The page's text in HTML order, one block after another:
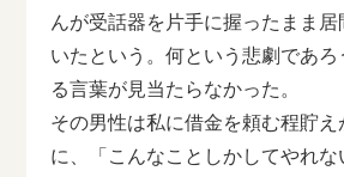
んが受話器を片手に握ったまま居
いたという。何という悲劇であろ
る言葉が見当たらなかった。
その男性は私に借金を頼む程貯
に、「こんなことしかしてやれ